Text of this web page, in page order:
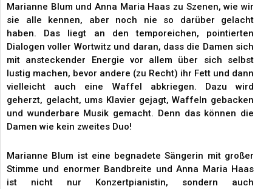
Marianne Blum und Anna Maria Haas zu Szenen, wie wir
sie alle kennen, aber noch nie so darüber gelacht
haben. Das liegt an den temporeichen, pointierten
Dialogen voller Wortwitz und daran, dass die Damen sich
mit ansteckender Energie vor allem über sich selbst
lustig machen, bevor andere (zu Recht) ihr Fett und dann
vielleicht auch eine Waffel abkriegen. Dazu wird
geherzt, gelacht, ums Klavier gejagt, Waffeln gebacken
und wunderbare Musik gemacht. Denn das können die
Damen wie kein zweites Duo!
Marianne Blum ist eine begnadete Sängerin mit großer
Stimme und enormer Bandbreite und Anna Maria Haas
ist nicht nur Konzertpianistin, sondern auch